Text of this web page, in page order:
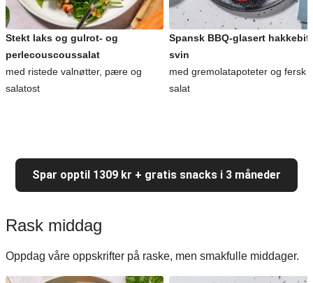
Stekt laks og gulrot- og
perlecouscoussalat
med ristede valnøtter, pære og
salatost
Spansk BBQ-glasert
svin
med gremolatapoteter og fersk
salat
Spar opptil 1309 kr + gratis snacks i 3 måneder
Rask middag
Oppdag våre oppskrifter på raske, men smakfulle middager.